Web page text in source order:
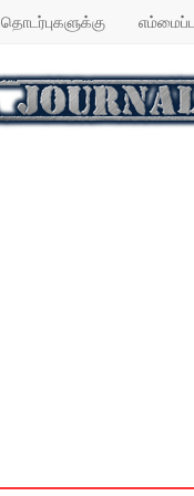
தொடர்புகளுக்கு